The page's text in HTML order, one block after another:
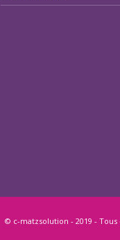
© c-matzsolution - 2019 -